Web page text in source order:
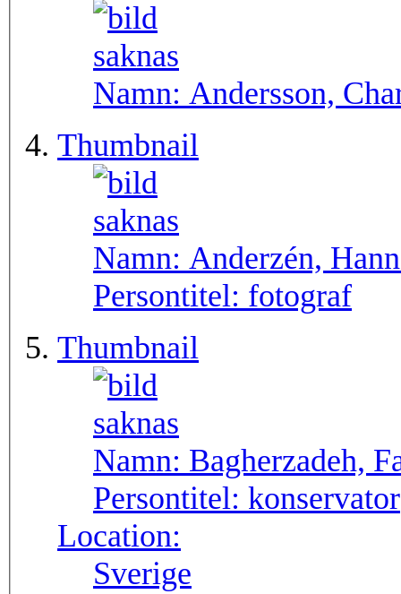
Namn: Andersson,
Thumbnail
Namn: Anderzén,
Persontitel: fotograf
Thumbnail
Namn: Bagherzadeh,
Persontitel: konservator
Location:
Sverige